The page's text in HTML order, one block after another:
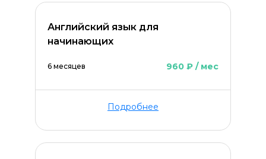
Английский язык для
начинающих
6 месяцев 960 ₽ / мес
Подробнее